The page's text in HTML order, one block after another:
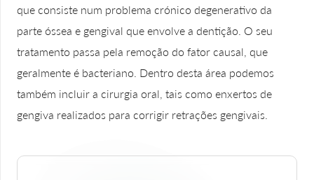
que consiste num problema crónico degenerativo da
parte óssea e gengival que envolve a dentição. O seu
tratamento passa pela remoção do fator causal, que
geralmente é bacteriano. Dentro desta área podemos
também incluir a cirurgia oral, tais como enxertos de
gengiva realizados para corrigir retrações gengivais.